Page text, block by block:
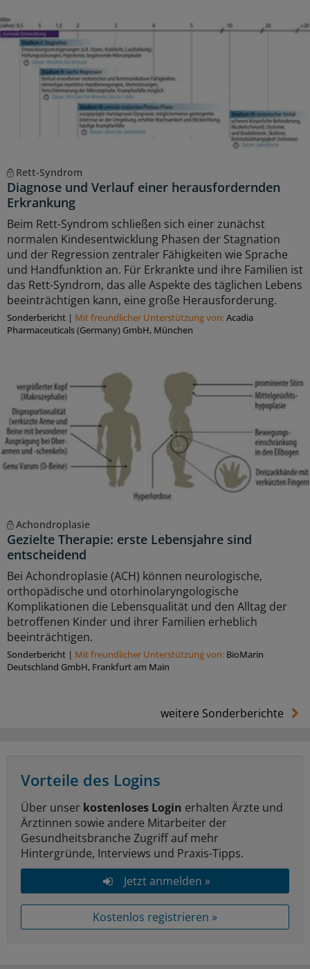
Rett-Syndrom
Diagnose und Verlauf einer herausfordernden
Erkrankung
Beim Rett-Syndrom schließen sich einer zunächst
normalen Kindesentwicklung Phasen der Stagnation
und der Regression zentraler Fähigkeiten wie Sprache
und Handfunktion an. Für Erkrankte und ihre Familien ist
das Rett-Syndrom, das alle Aspekte des täglichen Lebens
beeinträchtigen kann, eine große Herausforderung.
Sonderbericht | Mit freundlicher Unterstützung von:Acadia
Pharmaceuticals (Germany) GmbH, München
Achondroplasie
Gezielte Therapie: erste Lebensjahre sind
entscheidend
Bei Achondroplasie (ACH) können neurologische,
orthopädische und otorhinolaryngologische
Komplikationen die Lebensqualität und den Alltag der
betroffenen Kinder und ihrer Familien erheblich
beeinträchtigen.
Sonderbericht | Mit freundlicher Unterstützung von: BioMarin
Deutschland GmbH, Frankfurt am Main
weitere Sonderberichte
Vorteile des Logins
Über unser kostenloses Login erhalten Ärzte und
Ärztinnen sowie andere Mitarbeiter der
Gesundheitsbranche Zugriff auf mehr
Hintergründe, Interviews und Praxis-Tipps.
Jetzt anmelden »
Kostenlos registrieren »